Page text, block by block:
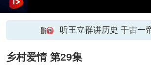
听王立群讲历史 千古一
乡村爱情 第29集